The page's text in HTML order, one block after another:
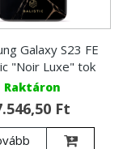
Galaxy S23 FE
"Noir Luxe" tok
Raktáron
Ft